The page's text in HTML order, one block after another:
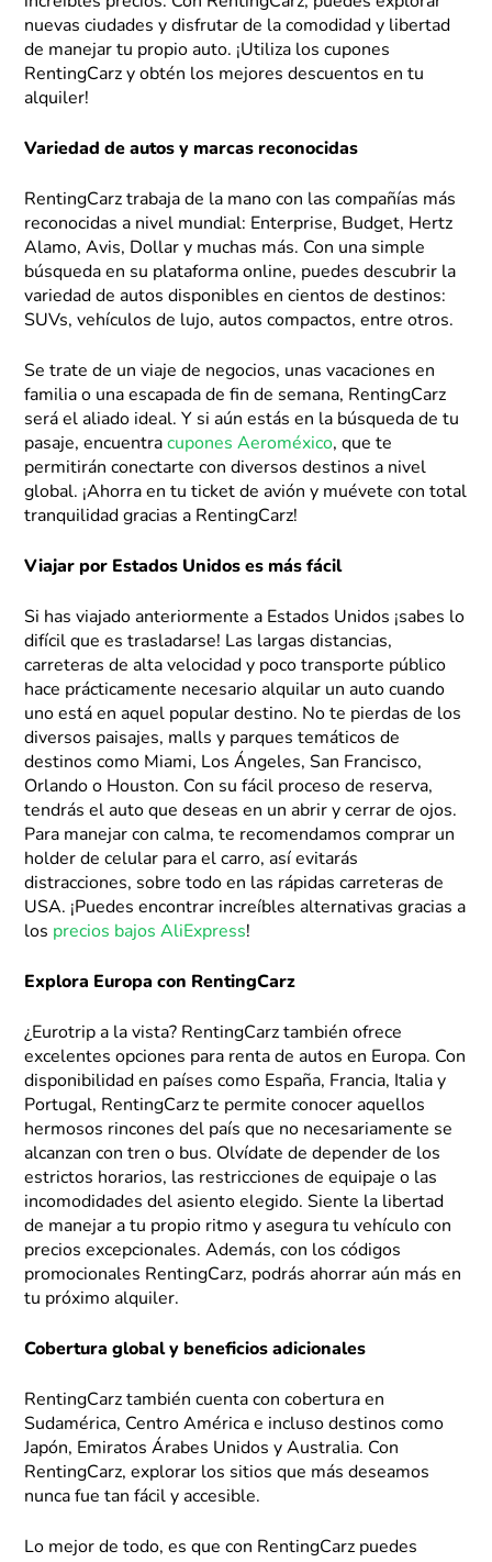
nuevas ciudades y disfrutar de la comodidad y libertad
de manejar tu propio auto. ¡Utiliza los cupones
RentingCarz y obtén los mejores descuentos en tu
alquiler!
Variedad de autos y marcas reconocidas
RentingCarz trabaja de la mano con las compañías más
reconocidas a nivel mundial: Enterprise, Budget, Hertz
Alamo, Avis, Dollar y muchas más. Con una simple
búsqueda en su plataforma online, puedes descubrir la
variedad de autos disponibles en cientos de destinos:
SUVs, vehículos de lujo, autos compactos, entre otros.
Se trate de un viaje de negocios, unas vacaciones en
familia o una escapada de fin de semana, RentingCarz
será el aliado ideal. Y si aún estás en la búsqueda de tu
pasaje, encuentracupones Aeroméxico, que te
permitirán conectarte con diversos destinos a nivel
global. ¡Ahorra en tu ticket de avión y muévete con total
tranquilidad gracias a RentingCarz!
Viajar por Estados Unidos es más fácil
Si has viajado anteriormente a Estados Unidos ¡sabes lo
difícil que es trasladarse! Las largas distancias,
carreteras de alta velocidad y poco transporte público
hace prácticamente necesario alquilar un auto cuando
uno está en aquel popular destino. No te pierdas de los
diversos paisajes, malls y parques temáticos de
destinos como Miami, Los Ángeles, San Francisco,
Orlando o Houston. Con su fácil proceso de reserva,
tendrás el auto que deseas en un abrir y cerrar de ojos.
Para manejar con calma, te recomendamos comprar un
holder de celular para el carro, así evitarás
distracciones, sobre todo en las rápidas carreteras de
USA. ¡Puedes encontrar increíbles alternativas gracias a
los precios bajos AliExpress!
Explora Europa con RentingCarz
¿Eurotrip a la vista? RentingCarz también ofrece
excelentes opciones para renta de autos en Europa. Con
disponibilidad en países como España, Francia, Italia y
Portugal, RentingCarz te permite conocer aquellos
hermosos rincones del país que no necesariamente se
alcanzan con tren o bus. Olvídate de depender de los
estrictos horarios, las restricciones de equipaje o las
incomodidades del asiento elegido. Siente la libertad
de manejar a tu propio ritmo y asegura tu vehículo con
precios excepcionales. Además, con los códigos
promocionales RentingCarz, podrás ahorrar aún más en
tu próximo alquiler.
Cobertura global y beneficios adicionales
RentingCarz también cuenta con cobertura en
Sudamérica, Centro América e incluso destinos como
Japón, Emiratos Árabes Unidos y Australia. Con
RentingCarz, explorar los sitios que más deseamos
nunca fue tan fácil y accesible.
Lo mejor de todo, es que con RentingCarz puedes